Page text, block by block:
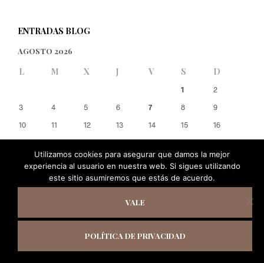
ENTRADAS BLOG
AGOSTO 2026
L M X J V S D
1
2
3
4 5 6 7 8
9
10
11 12 13 14 15
16
17
18 19 20 21 22
23
25 26 27 28 29
30
Utilizamos cookies para asegurar que damos la mejor
experiencia al usuario en nuestra web. Si sigues utilizando
este sitio asumiremos que estás de acuerdo.
VALE
POLÍTICA DE PRIVACIDAD